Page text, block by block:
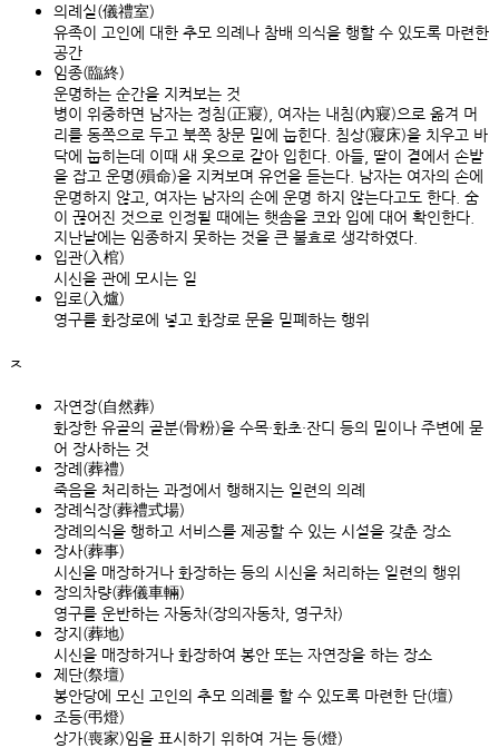
의례실(儀禮室)
유족이 고인에 대한 추모 의례나 참배 의식을 행할 수 있도록 마련한
공간
임종(臨終)
운명하는 순간을 지켜보는 것
병이 위중하면 남자는 정침(正寢), 여자는 내침(內寢)으로 옮겨 머
리를 동쪽으로 두고 북쪽 창문 밑에 눕힌다. 침상(寢床)을 치우고 바
닥에 눕히는데 이때 새 옷으로 갈아 입힌다. 아들, 딸이 곁에서 손발
을 잡고 운명(殞命)을 지켜보며 유언을 듣는다. 남자는 여자의 손에
운명하지 않고, 여자는 남자의 손에 운명 하지 않는다고도 한다. 숨
이 끊어진 것으로 인정될 때에는 햇솜을 코와 입에 대어 확인한다.
지난날에는 임종하지 못하는 것을 큰 불효로 생각하였다.
입관(入棺)
시신을 관에 모시는 일
입로(入爐)
영구를 화장로에 넣고 화장로 문을 밀폐하는 행위
ㅈ
자연장(自然葬)
화장한 유골의 골분(骨粉)을 수목·화초·잔디 등의 밑이나 주변에 묻
어 장사하는 것
장례(葬禮)
죽음을 처리하는 과정에서 행해지는 일련의 의례
장례식장(葬禮式場)
장례의식을 행하고 서비스를 제공할 수 있는 시설을 갖춘 장소
장사(葬事)
시신을 매장하거나 화장하는 등의 시신을 처리하는 일련의 행위
장의차량(葬儀車輛)
영구를 운반하는 자동차(장의자동차, 영구차)
장지(葬地)
시신을 매장하거나 화장하여 봉안 또는 자연장을 하는 장소
제단(祭壇)
봉안당에 모신 고인의 추모 의례를 할 수 있도록 마련한 단(壇)
조등(弔燈)
상가(喪家)임을 표시하기 위하여 거는 등(燈)